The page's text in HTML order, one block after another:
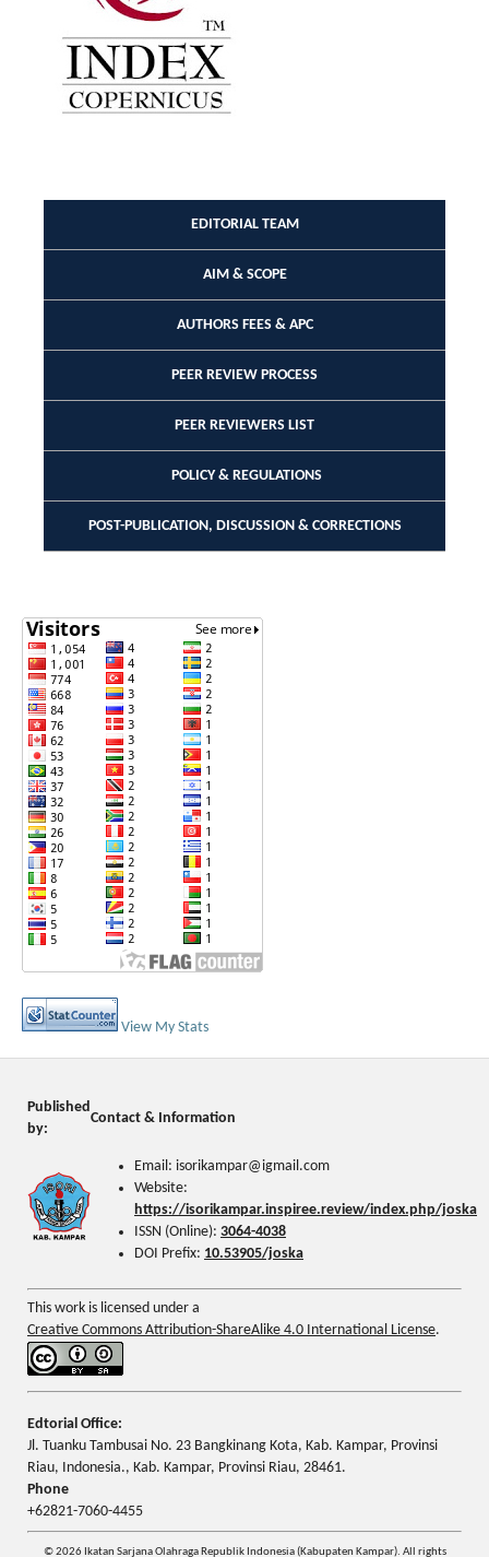
EDITORIAL TEAM
AIM & SCOPE
AUTHORS FEES & APC
PEER REVIEW PROCESS
PEER REVIEWERS LIST
POLICY & REGULATIONS
POST-PUBLICATION, DISCUSSION & CORRECTIONS
View My Stats
Published
by:
Contact & Information
Email: isorikampar@igmail.com
Website:
https://isorikampar.inspiree.review/index.php/joska
ISSN (Online): 3064-4038
DOI Prefix: 10.53905/joska
This work is licensed under a
Creative Commons Attribution-ShareAlike 4.0 International License.
Edtorial Office:
Jl. Tuanku Tambusai No. 23 Bangkinang Kota, Kab. Kampar, Provinsi
Riau, Indonesia., Kab. Kampar, Provinsi Riau, 28461.
Phone
+62821-7060-4455
© 2026 Ikatan Sarjana Olahraga Republik Indonesia (Kabupaten Kampar). All rights